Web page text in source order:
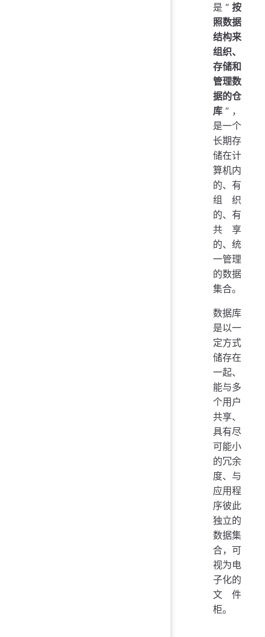
是“ 按
照数据
结构来
组织、
存储和
管理数
据的仓
库 ”，
是一个
长期存
储在计
算机内
的、有
组织
的、有
共享
的、统
一管理
的数据
集合。
数据库
是以一
定方式
储存在
一起、
能与多
个用户
共享、
具有尽
可能小
的冗余
度、与
应用程
序彼此
独立的
数据集
合，可
视为电
子化的
文件
柜。